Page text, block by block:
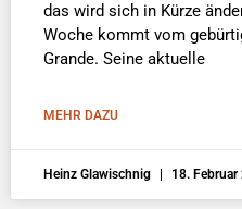
das wird sich in Kürze
Woche kommt vom
Grande. Seine aktuelle
MEHR DAZU
Heinz Glawischnig 18. Februar